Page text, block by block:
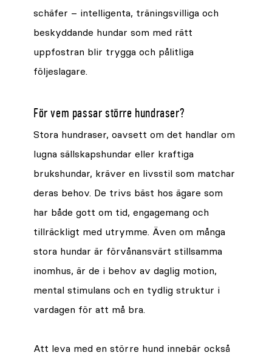
schäfer – intelligenta, träningsvilliga och
beskyddande hundar som med rätt
uppfostran blir trygga och pålitliga
följeslagare.
För vem passar större hundraser?
Stora hundraser, oavsett om det handlar om
lugna sällskapshundar eller kraftiga
brukshundar, kräver en livsstil som matchar
deras behov. De trivs bäst hos ägare som
har både gott om tid, engagemang och
tillräckligt med utrymme. Även om många
stora hundar är förvånansvärt stillsamma
inomhus, är de i behov av daglig motion,
mental stimulans och en tydlig struktur i
vardagen för att må bra.
Att leva med en större hund innebär också